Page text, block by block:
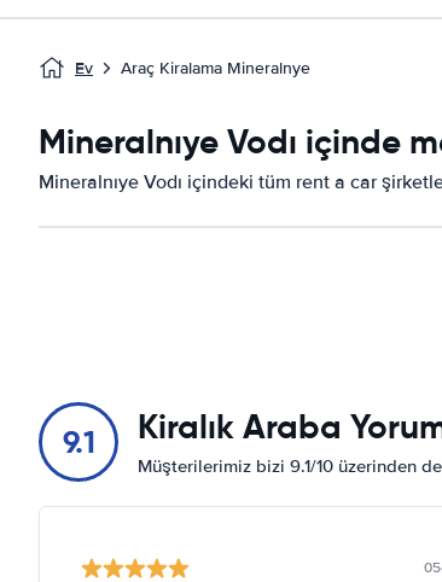
Ev Araç Kiralama Mineralnye
Mineralnıye Vodı içinde
Mineralnıye Vodı içindeki tüm rent a car
9.1 Kiralık Araba
Müşterilerimiz bizi 9.1/10 üzerinden